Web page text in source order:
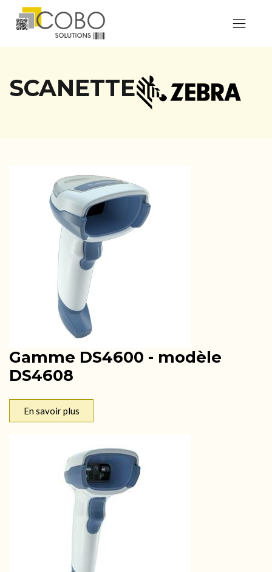
SCANETTE
Gamme DS4600 - modèle
DS4608
En savoir plus